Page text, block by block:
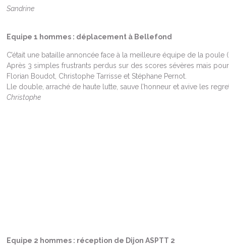
Sandrine
Equipe 1 hommes : déplacement à Bellefond
C’était une bataille annoncée face à la meilleure équipe de la poule
Après 3 simples frustrants perdus sur des scores sévères mais
Florian Boudot, Christophe Tarrisse et Stéphane Pernot.
Lle double, arraché de haute lutte, sauve l’honneur et avive les
Christophe
Equipe 2 hommes : réception de Dijon ASPTT 2